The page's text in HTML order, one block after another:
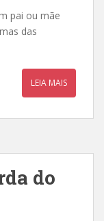
pai ou mãe
das
LEIA MAIS
do